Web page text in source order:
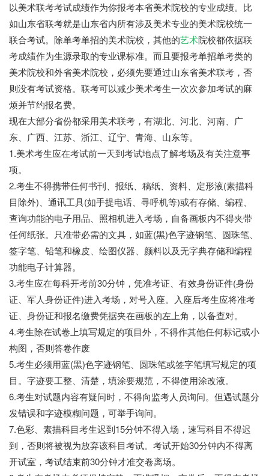
以美术联考考试成绩作为你报考本省美术院校的专业成绩。比
如山东省联考就是山东省内所有涉及美术专业的美术院校统一
联合考试。除单考单招的美术院校，其他的艺术院校都依据联
考成绩作为生源录取的专业课标准。而且要报考单招单考类的
美术院校和外省美术院校，必须先要通过山东省美术联考，否
则没有考试资格。联考可以减少美术考生一次次参加考试的麻
烦并节约报名费。
现在大部分省份都采用美术联考，有湖北、河北、河南、广
东、广西、江苏、浙江、辽宁、青海、山东等。
1.美术考生应在考试前一天到考试地点了解考场及有关注意事
项。
2.考生不得携带任何书刊、报纸、稿纸、资料、定形液(素描科
目除外)、通讯工具(如手提电话、寻呼机等)或有存储、编程、
查询功能的电子用品、照相机进入考场，自备画板内不得夹带
任何纸张。只准带必需的文具，如蓝(黑)色字迹钢笔、圆珠笔、
签字笔、铅笔和橡皮、绘图仪器、颜料以及无字典存储和编程
功能电子计算器。
3.考生应在每科开考前30分钟，凭准考证、有效身份证件(身份
证、军人身份证件)进入考场，对号入座。入座后考生应将准考
证、身份证和报名缴费凭据夹在画板的左上角，以备查对。
4.考生除在试卷上填写规定的项目外，不得作其他任何标记或小
构图，否则答卷作废
5.考生必须用蓝(黑)色字迹钢笔、圆珠笔或签字笔填写规定的项
目。字迹要工整、清楚，填涂要规范，不得使用涂改液。
6.考生对试题内容有疑问时，不得向监考人员询问。但遇试题分
发错误和字迹模糊问题，可举手询问。
7.色彩、素描科目考生迟到15分钟不得入场，速写科目不得迟
到，否则将被视为放弃该科目考试。考试开始30分钟内不得离
开试室，考试结束前30分钟才准交卷离场。